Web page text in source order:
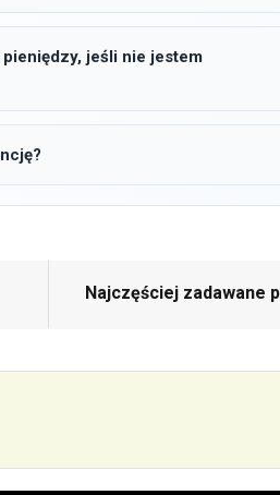
jeśli nie jestem
Najczęściej zadawane